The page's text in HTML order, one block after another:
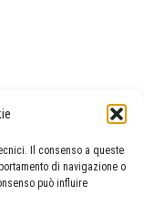
Il consenso a queste
di navigazione o
può influire
apertura Galleria)